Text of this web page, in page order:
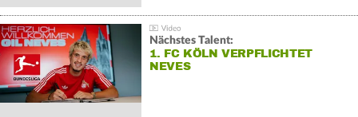
Nächstes Talent:
1. FC KÖLN VERPFLICHTET
NEVES